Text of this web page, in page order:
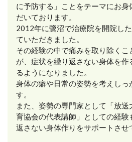
に予防する」ことをテーマにお身
だいております。
2012年に鷺沼で治療院を開院し
ていただきました。
その経験の中で痛みを取り除く
が、症状を繰り返さない身体を作
るようになりました。
身体の癖や日常の姿勢を考えしっ
す。
また、姿勢の専門家として「放
育協会の代表講師」としての経験
返さない身体作りをサポートさせ